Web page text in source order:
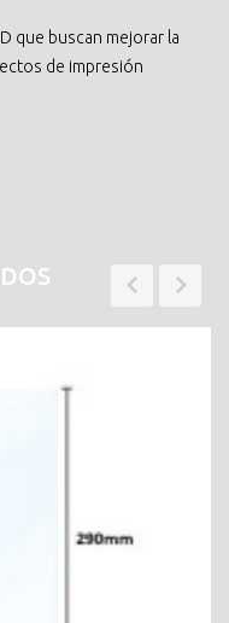
que buscan mejorar la
de impresión